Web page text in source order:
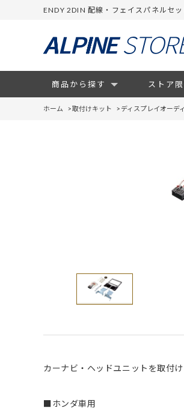
ENDY 2DIN 配線・フェイスパネルセ
商品から探す ストア
ホーム >取付けキット > ディスプレイオーデ
カーナビ・ヘッドユニットを取付
■ホンダ車用